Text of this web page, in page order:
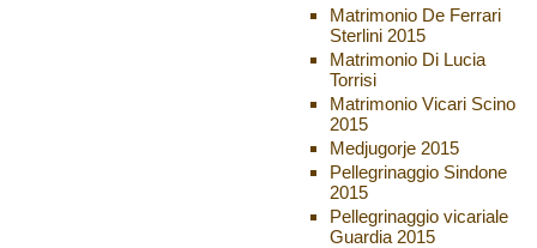
Matrimonio De Ferrari
Sterlini 2015
Matrimonio Di Lucia
Torrisi
Matrimonio Vicari Scino
2015
Medjugorje 2015
Pellegrinaggio Sindone
2015
Pellegrinaggio vicariale
Guardia 2015